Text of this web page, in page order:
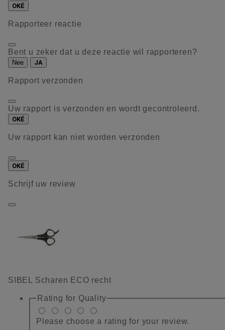
OKÉ
Rapporteer reactie
Bent u zeker dat u deze reactie wil rapporteren?
Nee JA
Rapport verzonden
Uw rapport is verzonden en wordt gecontroleerd.
OKÉ
Uw rapport kan niet worden verzonden
OKÉ
Schrijf uw review
SIBEL Scharen ECO recht
Rating for Quality
Please choose a rating for your review.